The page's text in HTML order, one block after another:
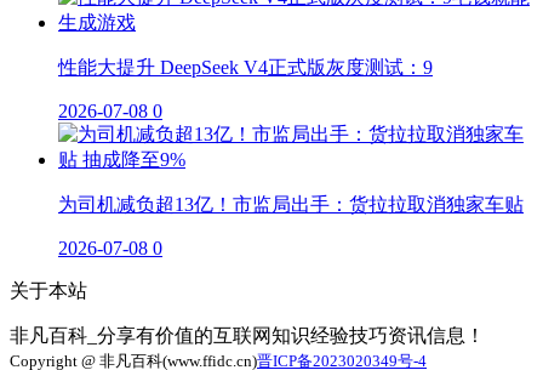
性能大提升 DeepSeek V4正式版灰度测试：9
2026-07-08 0
为司机减负超13亿！市监局出手：货拉拉取消独家车贴
2026-07-08 0
关于本站
非凡百科_分享有价值的互联网知识经验技巧资讯信息！
Copyright @ 非凡百科(www.ffidc.cn)晋ICP备2023020349号-4